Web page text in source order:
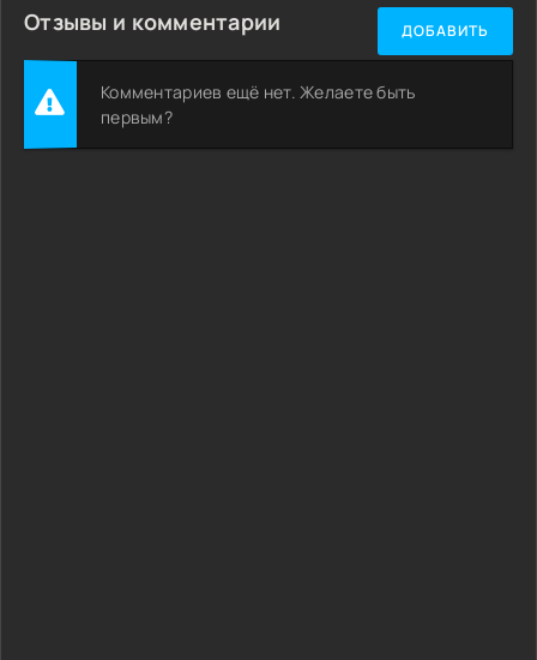
Отзывы и комментарии ДОБАВИТЬ
Комментариев ещё нет. Желаете быть
первым?